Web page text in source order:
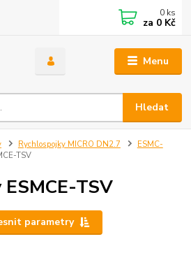
Menu
Hledat
0 ks
za 0 Kč
Rychlospojky MICRO DN2.7
ESMC-
TSV
TSV
parametry